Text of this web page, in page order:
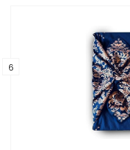
6